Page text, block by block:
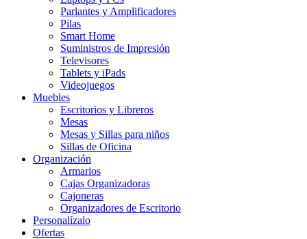
Parlantes y Amplificadores
Pilas
Smart Home
Suministros de Impresión
Televisores
Tablets y iPads
Videojuegos
Muebles
Escritorios y Libreros
Mesas
Mesas y Sillas para niños
Sillas de Oficina
Organización
Armarios
Cajas Organizadoras
Cajoneras
Organizadores de Escritorio
Personalízalo
Ofertas